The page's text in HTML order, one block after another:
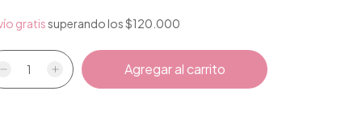
gratissuperando los$120.000